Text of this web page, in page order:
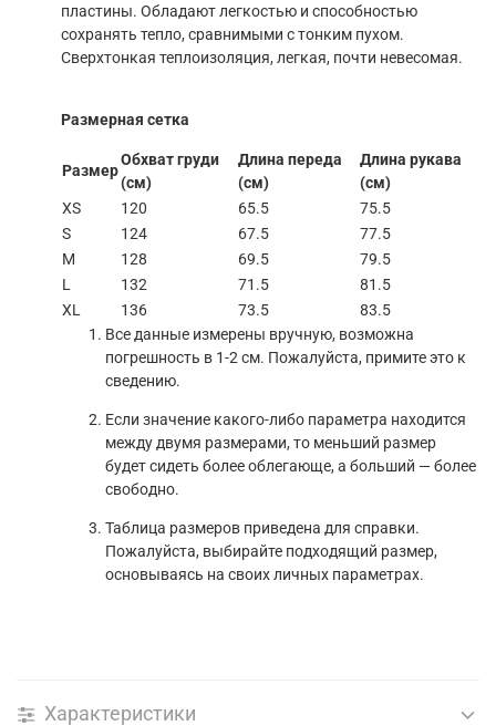
пластины. Обладают легкостью и способностью
сохранять тепло, сравнимыми с тонким пухом.
Сверхтонкая теплоизоляция, легкая, почти невесомая.
Размерная сетка
Размер
Обхват груди
(см)
Длина переда
(см)
Длина рукава
(см)
XS
120 65.5
75.5
S
124 67.5
77.5
M
128 69.5
79.5
L
132 71.5
81.5
XL
136 73.5
83.5
Все данные измерены вручную, возможна
погрешность в 1-2 см. Пожалуйста, примите это к
сведению.
Если значение какого-либо параметра находится
между двумя размерами, то меньший размер
будет сидеть более облегающе, а больший — более
свободно.
Таблица размеров приведена для справки.
Пожалуйста, выбирайте подходящий размер,
основываясь на своих личных параметрах.
Характеристики